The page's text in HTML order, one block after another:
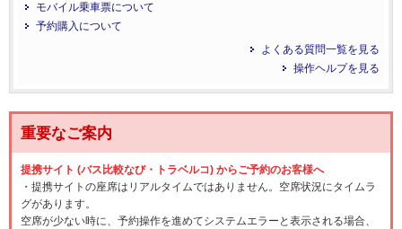
モバイル乗車票について
予約購入について
よくある質問一覧を見る
操作ヘルプを見る
重要なご案内
提携サイト (バス比較なび・トラベルコ) からご予約のお客様へ
・提携サイトの座席はリアルタイムではありません。空席状況にタイムラ
グがあります。
空席が少ない時に、予約操作を進めてシステムエラーと表示される場合、